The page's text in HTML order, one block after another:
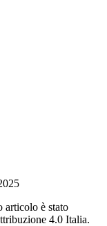
articolo è stato
4.0 Italia.